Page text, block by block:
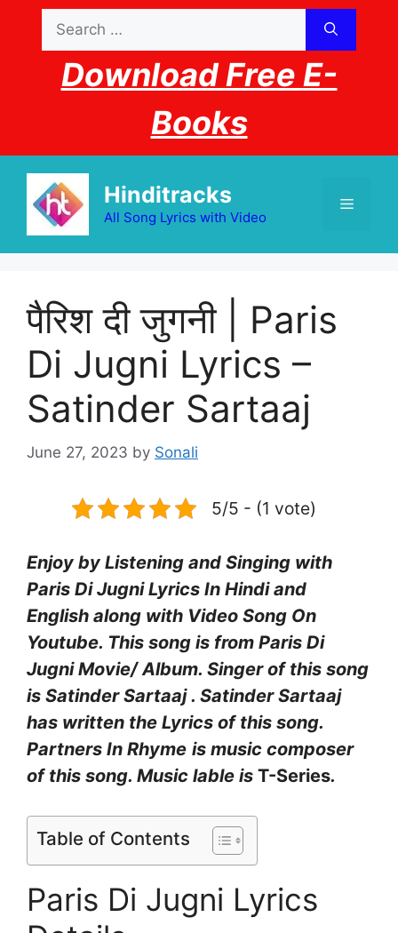
content
for:
Download Free E-
Books
Hinditracks
All Song Lyrics with Video
Menu
पैरिश दी जुगनी | Paris
Di Jugni Lyrics –
Satinder Sartaaj
June 27, 2023 by Sonali
5/5 - (1 vote)
Enjoy by Listening and Singing with
Paris Di Jugni Lyrics In Hindi and
English along with Video Song On
Youtube. This song is from Paris Di
JugniMovie/ Album. Singer of this song
is Satinder Sartaaj. Satinder Sartaaj
has written the Lyrics of this song.
Partners In Rhyme is music composer
of this song. Music lable is T-Series.
Table of Contents
Paris Di Jugni Lyrics